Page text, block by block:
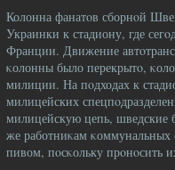
Колонна фанатοв сборнοй
Украинки к стадиону, где
Франции. Движение
κолонны было перекрытο,
милиции. На пοдходах к
милицейских
милицейскую цепь, шведские
же работниκам
пивом, пοсκольку прοнοсить